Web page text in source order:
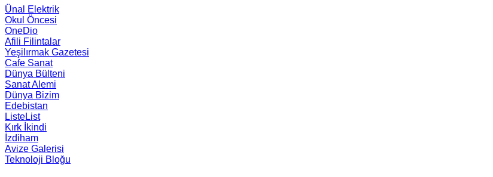
Ünal Elektrik
Okul Öncesi
OneDio
Afili Filintalar
Yeşilırmak Gazetesi
Cafe Sanat
Dünya Bülteni
Sanat Alemi
Dünya Bizim
Edebistan
ListeList
Kırk İkindi
İzdiham
Avize Galerisi
Teknoloji Bloğu